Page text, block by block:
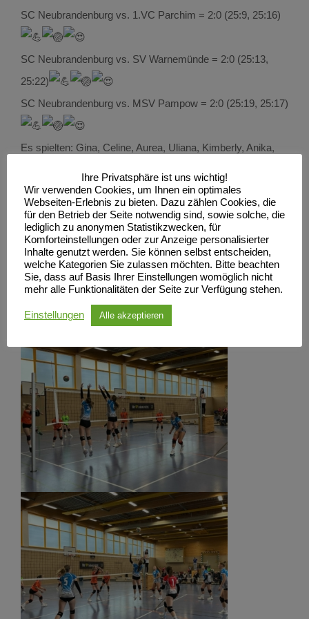
SC Neubrandenburg vs. 1.VC Parchim = 2:0 (25:9, 25:16)
SC Neubrandenburg vs. SV Warnemünde = 2:0 (25:13,
25:22)
SC Neubrandenburg vs. MSV Pampow = 2:0 (25:19, 25:17)
Es spielten: Gina, Celine, Aurea, Uliana, Kimberly, Anika,
Ihre Privatsphäre ist uns wichtig!
Wir verwenden Cookies, um Ihnen ein optimales
Webseiten-Erlebnis zu bieten. Dazu zählen Cookies, die
für den Betrieb der Seite notwendig sind, sowie solche, die
lediglich zu anonymen Statistikzwecken, für
Komforteinstellungen oder zur Anzeige personalisierter
Inhalte genutzt werden. Sie können selbst entscheiden,
welche Kategorien Sie zulassen möchten. Bitte beachten
Sie, dass auf Basis Ihrer Einstellungen womöglich nicht
mehr alle Funktionalitäten der Seite zur Verfügung stehen.
Einstellungen Alle akzeptieren